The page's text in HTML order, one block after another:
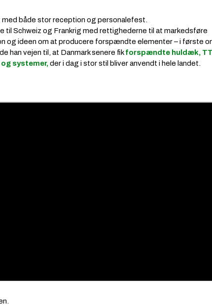
både stor reception og personalefest.
til Schweiz og Frankrig med rettighederne til at markedsføre
ideen om at producere forspændte elementer – i første
han vejen til, at Danmark senere fikforspændte huldæk,
systemer, der i dag i stor stil bliver anvendt i hele landet.